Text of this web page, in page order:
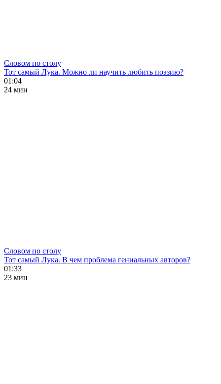
Словом по столу
Тот самый Лука. Можно ли научить любить поэзию?
01:04
24 мин
Словом по столу
Тот самый Лука. В чем проблема гениальных авторов?
01:33
23 мин